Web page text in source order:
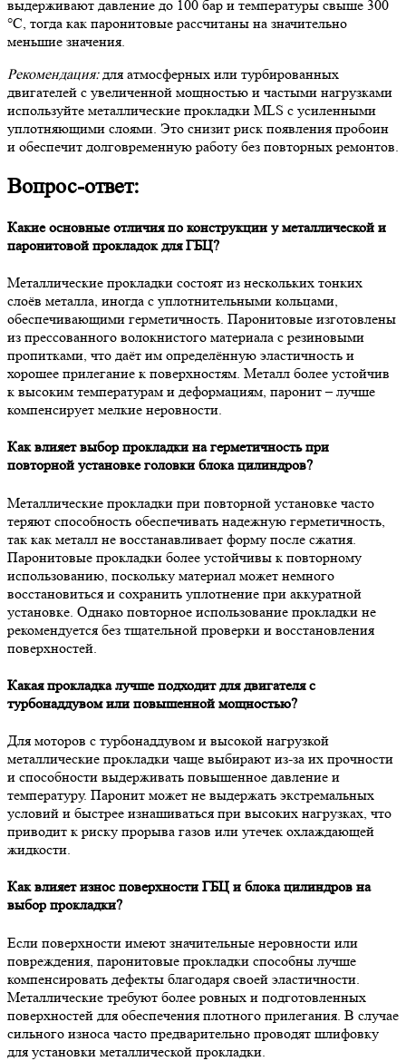
выдерживают давление до 100 бар и температуры свыше 300
°C, тогда как паронитовые рассчитаны на значительно
меньшие значения.
Рекомендация:для атмосферных или турбированных
двигателей с увеличенной мощностью и частыми нагрузками
используйте металлические прокладки MLS с усиленными
уплотняющими слоями. Это снизит риск появления пробоин
и обеспечит долговременную работу без повторных ремонтов.
Вопрос-ответ:
Какие основные отличия по конструкции у металлической и
паронитовой прокладок для ГБЦ?
Металлические прокладки состоят из нескольких тонких
слоёв металла, иногда с уплотнительными кольцами,
обеспечивающими герметичность. Паронитовые изготовлены
из прессованного волокнистого материала с резиновыми
пропитками, что даёт им определённую эластичность и
хорошее прилегание к поверхностям. Металл более устойчив
к высоким температурам и деформациям, паронит – лучше
компенсирует мелкие неровности.
Как влияет выбор прокладки на герметичность при
повторной установке головки блока цилиндров?
Металлические прокладки при повторной установке часто
теряют способность обеспечивать надежную герметичность,
так как металл не восстанавливает форму после сжатия.
Паронитовые прокладки более устойчивы к повторному
использованию, поскольку материал может немного
восстановиться и сохранить уплотнение при аккуратной
установке. Однако повторное использование прокладки не
рекомендуется без тщательной проверки и восстановления
поверхностей.
Какая прокладка лучше подходит для двигателя с
турбонаддувом или повышенной мощностью?
Для моторов с турбонаддувом и высокой нагрузкой
металлические прокладки чаще выбирают из-за их прочности
и способности выдерживать повышенное давление и
температуру. Паронит может не выдержать экстремальных
условий и быстрее изнашиваться при высоких нагрузках, что
приводит к риску прорыва газов или утечек охлаждающей
жидкости.
Как влияет износ поверхности ГБЦ и блока цилиндров на
выбор прокладки?
Если поверхности имеют значительные неровности или
повреждения, паронитовые прокладки способны лучше
компенсировать дефекты благодаря своей эластичности.
Металлические требуют более ровных и подготовленных
поверхностей для обеспечения плотного прилегания. В случае
сильного износа часто предварительно проводят шлифовку
для установки металлической прокладки.